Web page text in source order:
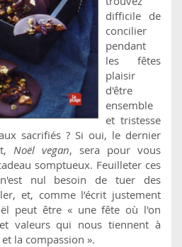
difficile de
concilier
pendant
les fêtes
plaisir
d'être
ensemble
et tristesse
sacrifiés ? Si oui, le dernier
Noël vegan, sera pour vous
somptueux. Feuilleter ces
nul besoin de tuer des
et, comme l’écrit justement
peut être « une fête où l'on
valeurs qui nous tiennent à
la compassion ».